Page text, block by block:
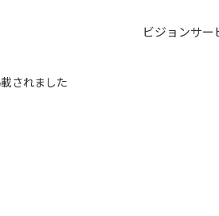
ビジョンサー
されました